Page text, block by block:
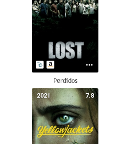
Perdidos
7.8
2021